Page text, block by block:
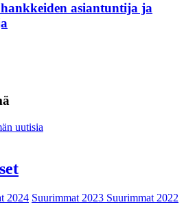
asiantuntija ja
uutisia
2024 Suurimmat 2023 Suurimmat 2022